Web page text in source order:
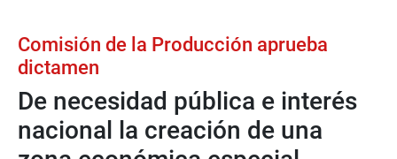
Comisión de la Producción aprueba
dictamen
De necesidad pública e interés
nacional la creación de una